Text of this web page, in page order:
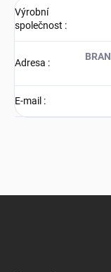
Výrobní
společnost :
Adresa :
E-mail :